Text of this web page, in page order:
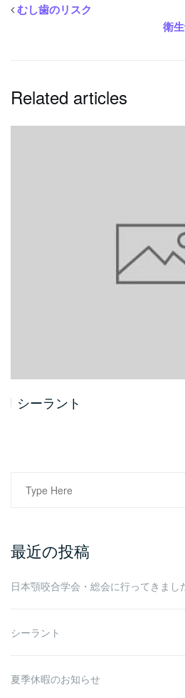
むし歯のリスク
衛
Related articles
シーラント
Search
最近の投稿
日本顎咬合学会・総会に行ってきまし
シーラント
夏季休暇のお知らせ